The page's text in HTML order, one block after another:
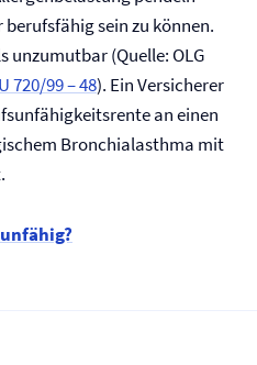
sein zu können.
unzumutbar (Quelle: OLG
720/99 – 48). Ein Versicherer
an einen
Bronchialasthma mit